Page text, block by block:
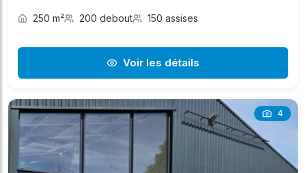
250 m² 200 debout 150 assises
Voir les détails
4